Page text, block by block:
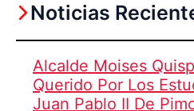
Noticias
Alcalde Moises
Querido Por Los
Juan Pablo II De